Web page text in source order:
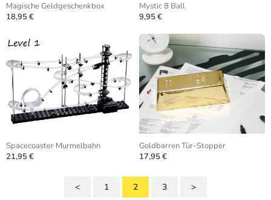
Magische Geldgeschenkbox
18,95 €
Mystic 8 Ball
9,95 €
Spacecoaster Murmelbahn
21,95 €
Goldbarren Tür-Stopper
17,95 €
< 1 2 3 >